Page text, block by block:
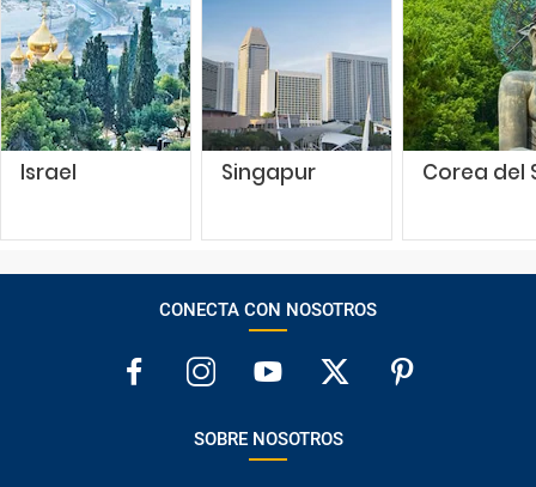
Israel Singapur Corea del
CONECTA CON NOSOTROS
SOBRE NOSOTROS